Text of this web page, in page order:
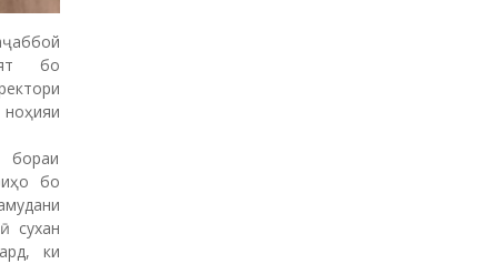
бо
бораи
бо
сухан
ки